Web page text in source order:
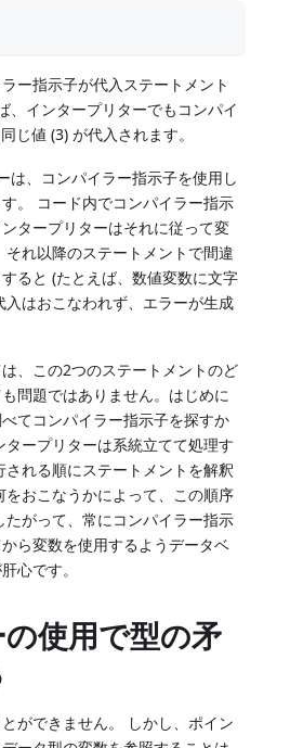
ー指示子が代入ステートメント
、インタープリターでもコンパイ
じ値 (3) が代入されます。
は、コンパイラー指示子を使用し
。 コード内でコンパイラー指示
タープリターはそれに従って変
れ以降のステートメントで間違
ると (たとえば、数値変数に文字
入はおこなわれず、エラーが生成
、この2つのステートメントのど
問題ではありません。はじめに
てコンパイラー指示子を探すか
タープリターは系統立てて処理す
れる順にステートメントを解釈
をおこなうかによって、この順序
たがって、常にコンパイラー指示
ら変数を使用するようデータベ
心です。
使用で型の矛
ができません。 しかし、ポイン